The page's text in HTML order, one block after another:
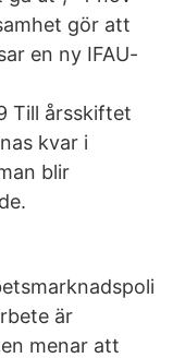
gör att
en ny IFAU-
Till årsskiftet
kvar i
blir
är
menar att